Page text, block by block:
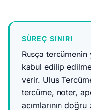
SÜREÇ SINIRI
Rusça tercümenin
kabul edilip
verir. Ulus
tercüme, noter,
adımlarının